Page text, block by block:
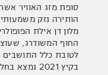
הותירה נזק
מלון דן אילת
החוף המשודרג,
לטובת כלל
בקיץ 2021